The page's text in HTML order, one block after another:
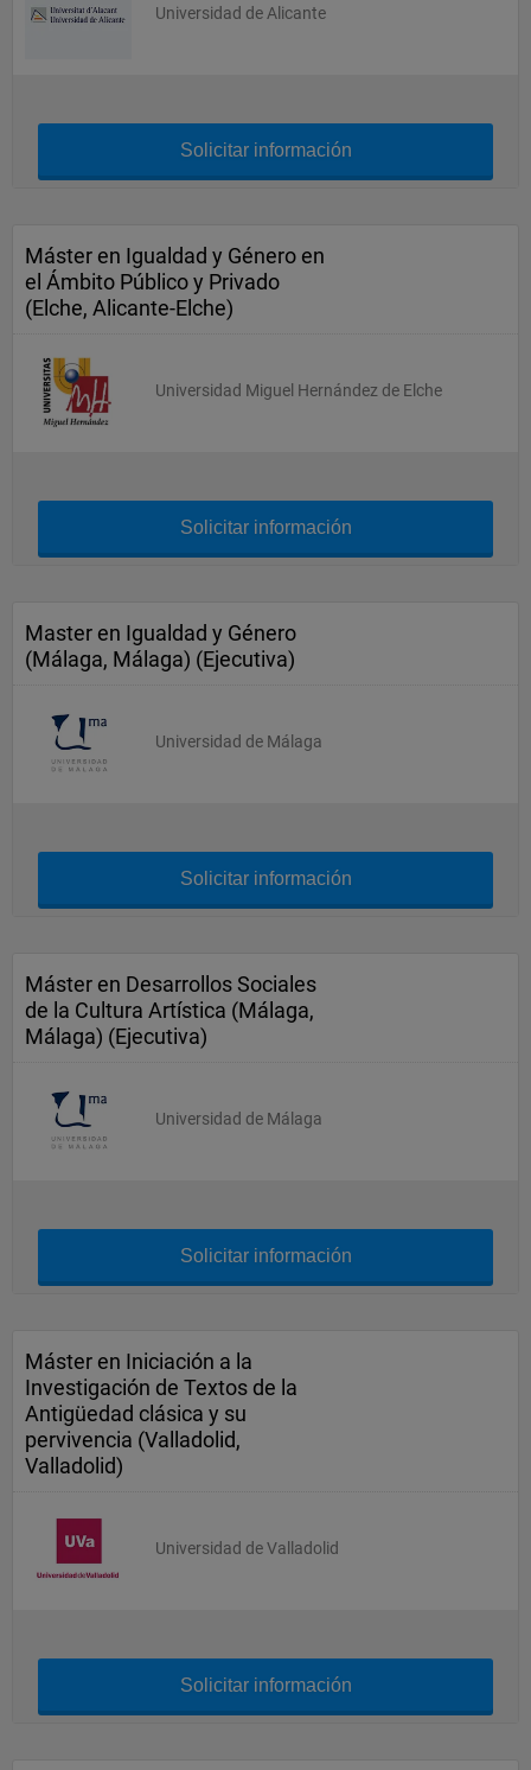
Universidad de Alicante
Solicitar información
Máster en Igualdad y Género en
el Ámbito Público y Privado
(Elche, Alicante-Elche)
Universidad Miguel Hernández de Elche
Solicitar información
Master en Igualdad y Género
(Málaga, Málaga) (Ejecutiva)
Universidad de Málaga
Solicitar información
Máster en Desarrollos Sociales
de la Cultura Artística (Málaga,
Málaga) (Ejecutiva)
Universidad de Málaga
Solicitar información
Máster en Iniciación a la
Investigación de Textos de la
Antigüedad clásica y su
pervivencia (Valladolid,
Valladolid)
Universidad de Valladolid
Solicitar información